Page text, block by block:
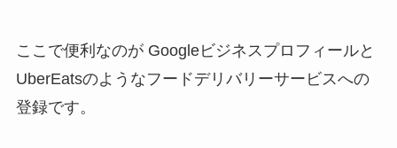
ここで便利なのが Googleビジネスプロフィールと
UberEatsのようなフードデリバリーサービスへの
登録です。